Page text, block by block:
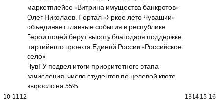
маркетплейсе «Витрина имущества банкротов»
Олег Николаев: Портал «Яркое лето Чувашии»
объединяет главные события в республике
Герои полей берут высоту благодаря поддержке
партийного проекта Единой России «Российское
село»
ЧувГУ подвел итоги приоритетного этапа
зачисления: число студентов по целевой квоте
выросло на 55%
10 1112 131415 16